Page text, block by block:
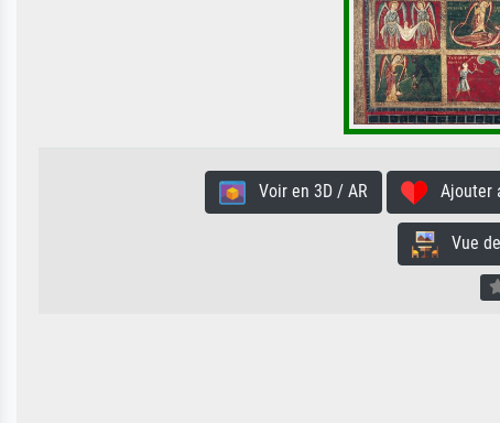
Voir en 3D / AR Ajouter
Vue de